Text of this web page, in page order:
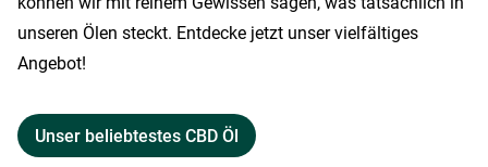
unseren Ölen steckt. Entdecke jetzt unser vielfältiges
Angebot!
Unser beliebtestes CBD Öl